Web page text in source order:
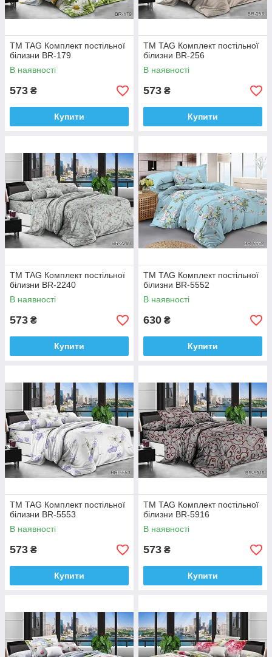
ТМ TAG Комплект постільної
білизни BR-179
В наявності
573 ₴
Купити
ТМ TAG Комплект постільної
білизни BR-256
В наявності
573 ₴
Купити
ТМ TAG Комплект постільної
білизни BR-2240
В наявності
573 ₴
Купити
ТМ TAG Комплект постільної
білизни BR-5552
В наявності
630 ₴
Купити
ТМ TAG Комплект постільної
білизни BR-5553
В наявності
573 ₴
Купити
ТМ TAG Комплект постільної
білизни BR-5916
В наявності
573 ₴
Купити